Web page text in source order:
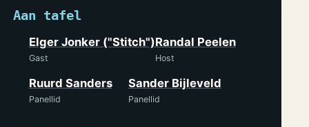
Aan tafel
Elger Jonker ("Stitch")
Gast
Randal Peelen
Host
Ruurd Sanders
Panellid
Sander Bijleveld
Panellid